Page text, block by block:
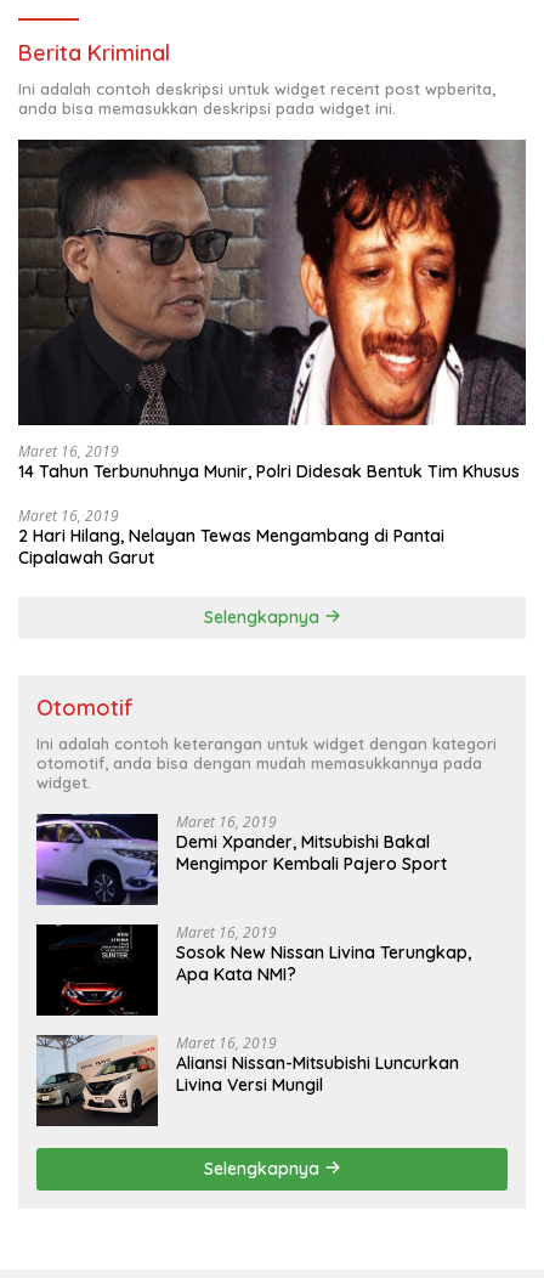
Berita Kriminal
Ini adalah contoh deskripsi untuk widget recent post wpberita,
anda bisa memasukkan deskripsi pada widget ini.
Maret 16, 2019
14 Tahun Terbunuhnya Munir, Polri Didesak Bentuk Tim Khusus
Maret 16, 2019
2 Hari Hilang, Nelayan Tewas Mengambang di Pantai
Cipalawah Garut
Selengkapnya
Otomotif
Ini adalah contoh keterangan untuk widget dengan kategori
otomotif, anda bisa dengan mudah memasukkannya pada
widget.
Maret 16, 2019
Demi Xpander, Mitsubishi Bakal
Mengimpor Kembali Pajero Sport
Maret 16, 2019
Sosok New Nissan Livina Terungkap,
Apa Kata NMI?
Maret 16, 2019
Aliansi Nissan-Mitsubishi Luncurkan
Livina Versi Mungil
Selengkapnya